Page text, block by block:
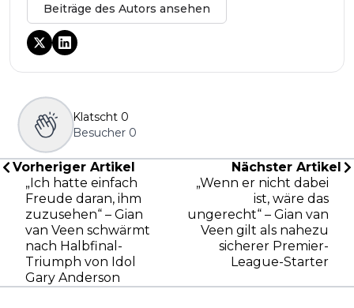
Beiträge des Autors ansehen
Klatscht 0
Besucher 0
Vorheriger Artikel
„Ich hatte einfach
Freude daran, ihm
zuzusehen“ – Gian
van Veen schwärmt
nach Halbfinal-
Triumph von Idol
Gary Anderson
Nächster Artikel
„Wenn er nicht dabei
ist, wäre das
ungerecht“ – Gian van
Veen gilt als nahezu
sicherer Premier-
League-Starter